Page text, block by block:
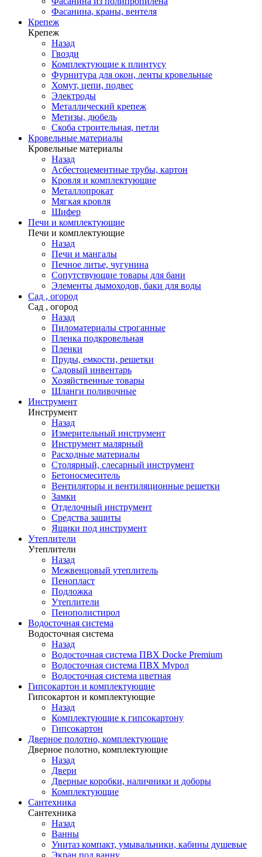
Фасанина, краны, вентеля
Крепеж
Крепеж
Назад
Гвозди
Комплектующие к плинтусу
Фурнитура для окон, ленты кровельные
Хомут, цепи, подвес
Электроды
Металлический крепеж
Метизы, дюбель
Скоба строительная, петли
Кровельные материалы
Кровельные материалы
Назад
Асбестоцементные трубы, картон
Кровля и комплектующие
Металлопрокат
Мягкая кровля
Шифер
Печи и комплектующие
Печи и комплектующие
Назад
Печи и мангалы
Печное литье, чугунина
Сопутствующие товары для бани
Элементы дымоходов, баки для воды
Сад , огород
Сад , огород
Назад
Пиломатериалы строганные
Пленка подкровельная
Пленки
Пруды, емкости, решетки
Садовый инвентарь
Хозяйственные товары
Шланги поливочные
Инструмент
Инструмент
Назад
Измерительный инструмент
Инструмент малярный
Расходные материалы
Столярный, слесарный инструмент
Бетоносмеситель
Вентиляторы и вентиляционные решетки
Замки
Отделочный инструмент
Средства защиты
Ящики под инструмент
Утеплители
Утеплители
Назад
Межвенцовый утеплитель
Пенопласт
Подложка
Утеплители
Пенополистирол
Водосточная система
Водосточная система
Назад
Водосточная система ПВХ Docke Premium
Водосточная система ПВХ Мурол
Водосточная система цветная
Гипсокартон и комплектующие
Гипсокартон и комплектующие
Назад
Комплектующие к гипсокартону
Гипсокартон
Дверное полотно, комплектующие
Дверное полотно, комплектующие
Назад
Двери
Дверные коробки, наличники и доборы
Комплектующие
Сантехника
Сантехника
Назад
Ванны
Унитаз компакт, умывальники, кабины душевые
Экран под ванну